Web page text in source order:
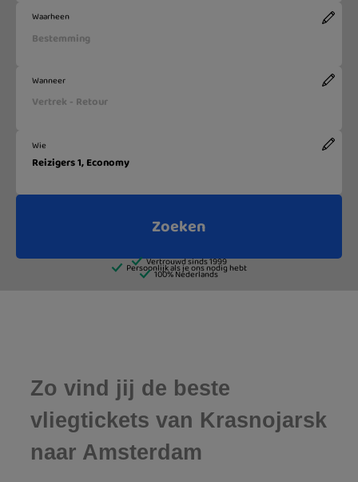
Zo vind jij de beste
vliegtickets van Krasnojarsk
naar Amsterdam